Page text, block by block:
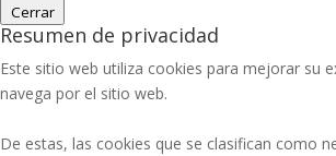
Cerrar
Resumen de privacidad
Este sitio web utiliza cookies para mejorar su
navega por el sitio web.
De estas, las cookies que se clasifican como